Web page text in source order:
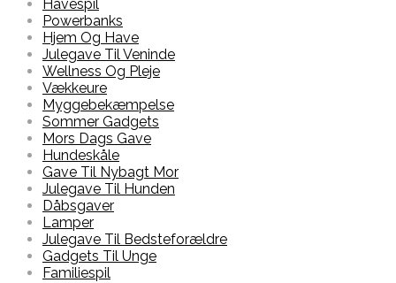
Havespil
Powerbanks
Hjem Og Have
Julegave Til Veninde
Wellness Og Pleje
Vækkeure
Myggebekæmpelse
Sommer Gadgets
Mors Dags Gave
Hundeskåle
Gave Til Nybagt Mor
Julegave Til Hunden
Dåbsgaver
Lamper
Julegave Til Bedsteforældre
Gadgets Til Unge
Familiespil